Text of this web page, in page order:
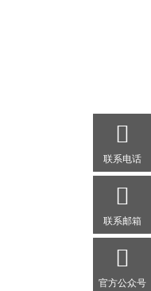
联系电话
联系邮箱
官方公众号